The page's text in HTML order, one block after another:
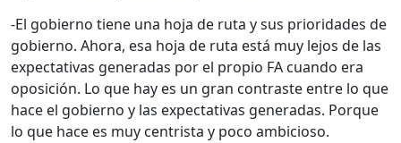
-El gobierno tiene una hoja de ruta y sus prioridades de
gobierno. Ahora, esa hoja de ruta está muy lejos de las
expectativas generadas por el propio FA cuando era
oposición. Lo que hay es un gran contraste entre lo que
hace el gobierno y las expectativas generadas. Porque
lo que hace es muy centrista y poco ambicioso.